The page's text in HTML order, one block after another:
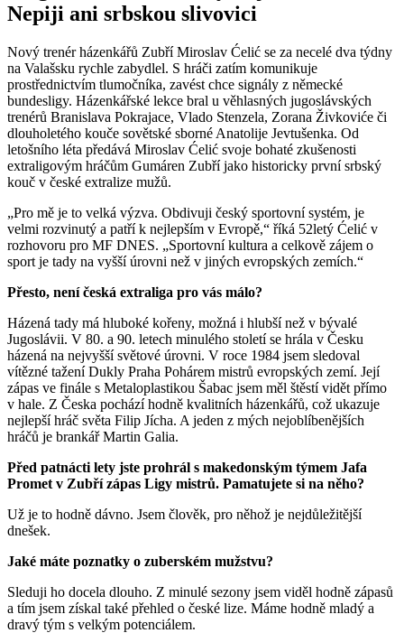
Nepiji ani srbskou slivovici
Nový trenér házenkářů Zubří Miroslav Ćelić se za necelé dva týdny
na Valašsku rychle zabydlel. S hráči zatím komunikuje
prostřednictvím tlumočníka, zavést chce signály z německé
bundesligy. Házenkářské lekce bral u věhlasných jugoslávských
trenérů Branislava Pokrajace, Vlado Stenzela, Zorana Živkoviće či
dlouholetého kouče sovětské sborné Anatolije Jevtušenka. Od
letošního léta předává Miroslav Ćelić svoje bohaté zkušenosti
extraligovým hráčům Gumáren Zubří jako historicky první srbský
kouč v české extralize mužů.
„Pro mě je to velká výzva. Obdivuji český sportovní systém, je
velmi rozvinutý a patří k nejlepším v Evropě,“ říká 52letý Ćelić v
rozhovoru pro MF DNES. „Sportovní kultura a celkově zájem o
sport je tady na vyšší úrovni než v jiných evropských zemích.“
Přesto, není česká extraliga pro vás málo?
Házená tady má hluboké kořeny, možná i hlubší než v bývalé
Jugoslávii. V 80. a 90. letech minulého století se hrála v Česku
házená na nejvyšší světové úrovni. V roce 1984 jsem sledoval
vítězné tažení Dukly Praha Pohárem mistrů evropských zemí. Její
zápas ve finále s Metaloplastikou Šabac jsem měl štěstí vidět přímo
v hale. Z Česka pochází hodně kvalitních házenkářů, což ukazuje
nejlepší hráč světa Filip Jícha. A jeden z mých nejoblíbenějších
hráčů je brankář Martin Galia.
Před patnácti lety jste prohrál s makedonským týmem Jafa
Promet v Zubří zápas Ligy mistrů. Pamatujete si na něho?
Už je to hodně dávno. Jsem člověk, pro něhož je nejdůležitější
dnešek.
Jaké máte poznatky o zuberském mužstvu?
Sleduji ho docela dlouho. Z minulé sezony jsem viděl hodně zápasů
a tím jsem získal také přehled o české lize. Máme hodně mladý a
dravý tým s velkým potenciálem.